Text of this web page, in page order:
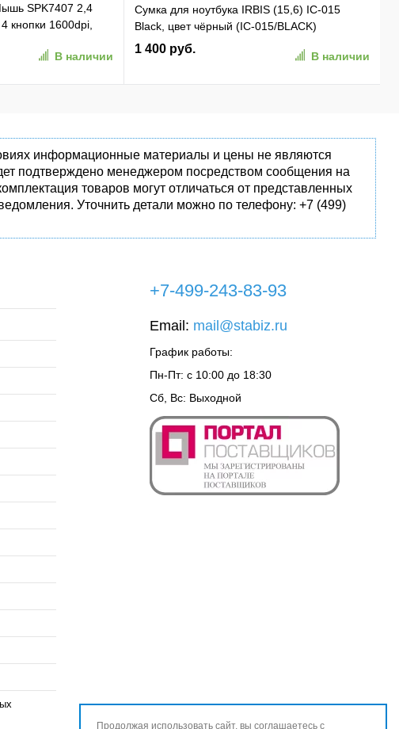
SPK7407 2,4
кнопки 1600dpi,
01)
В наличии
Сумка для ноутбука IRBIS (15,6) IC-015
Black, цвет чёрный (IC-015/BLACK)
1 400 руб.
В наличии
информационные материалы и цены не являются
подтверждено менеджером посредством сообщения на
товаров могут отличаться от представленных
Уточнить детали можно по телефону: +7 (499)
+7-499-243-83-93
Email: mail@stabiz.ru
График работы:
Пн-Пт: с 10:00 до 18:30
Сб, Вс: Выходной
Продолжая использовать сайт, вы соглашаетесь с